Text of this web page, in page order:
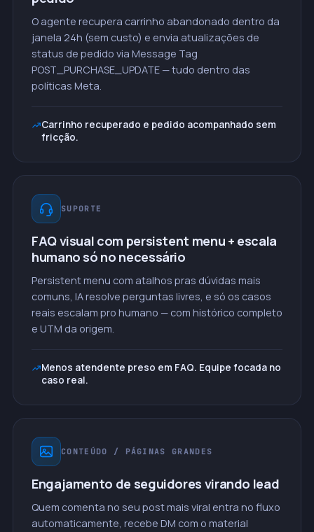
O agente recupera carrinho abandonado dentro da
janela 24h (sem custo) e envia atualizações de
status de pedido via Message Tag
POST_PURCHASE_UPDATE — tudo dentro das
políticas Meta.
Carrinho recuperado e pedido acompanhado sem
fricção.
SUPORTE
FAQ visual com persistent menu + escala
humano só no necessário
Persistent menu com atalhos pras dúvidas mais
comuns, IA resolve perguntas livres, e só os casos
reais escalam pro humano — com histórico completo
e UTM da origem.
Menos atendente preso em FAQ. Equipe focada no
caso real.
CONTEÚDO / PÁGINAS GRANDES
Engajamento de seguidores virando lead
Quem comenta no seu post mais viral entra no fluxo
automaticamente, recebe DM com o material